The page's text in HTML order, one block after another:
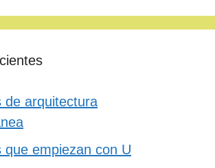
de arquitectura
que empiezan con U